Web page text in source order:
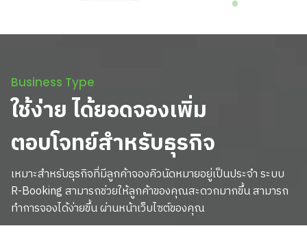
Business Type
ใช้ง่าย ได้ยอดจองเพิ่ม
ตอบโจทย์สำหรับธุรกิจ
เหมาะสำหรับธุรกิจที่มีลูกค้าจองคิวนัดหมายอยู่เป็นประจำ ระบบ
R-Booking สามารถช่วยให้ลูกค้าของคุณสะดวกมากขึ้นสามารถ
ทำการจองได้ง่ายขึ้น ผ่านหน้าเว็บไซต์ของคุณ